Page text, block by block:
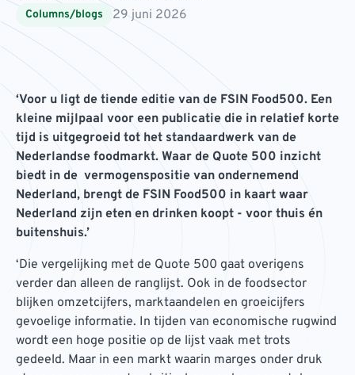
Columns/blogs 29 juni 2026
‘Voor u ligt de tiende editie van de FSIN Food500. Een
kleine mijlpaal voor een publicatie die in relatief korte
tijd is uitgegroeid tot het standaardwerk van de
Nederlandse foodmarkt. Waar de Quote 500 inzicht
biedt in de vermogenspositie van ondernemend
Nederland, brengt de FSIN Food500 in kaart waar
Nederland zijn eten en drinken koopt - voor thuis én
buitenshuis.’
‘Die vergelijking met de Quote 500 gaat overigens
verder dan alleen de ranglijst. Ook in de foodsector
blijken omzetcijfers, marktaandelen en groeicijfers
gevoelige informatie. In tijden van economische rugwind
wordt een hoge positie op de lijst vaak met trots
gedeeld. Maar in een markt waarin marges onder druk